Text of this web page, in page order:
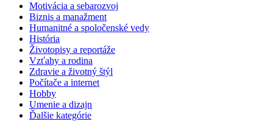
Motivácia a sebarozvoj
Biznis a manažment
Humanitné a spoločenské vedy
História
Životopisy a reportáže
Vzťahy a rodina
Zdravie a životný štýl
Počítače a internet
Hobby
Umenie a dizajn
Ďalšie kategórie